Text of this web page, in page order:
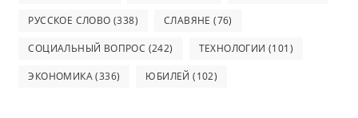
РУССКОЕ СЛОВО (338) СЛАВЯНЕ (76)
СОЦИАЛЬНЫЙ ВОПРОС (242) ТЕХНОЛОГИИ (101)
ЭКОНОМИКА(336) ЮБИЛЕЙ (102)